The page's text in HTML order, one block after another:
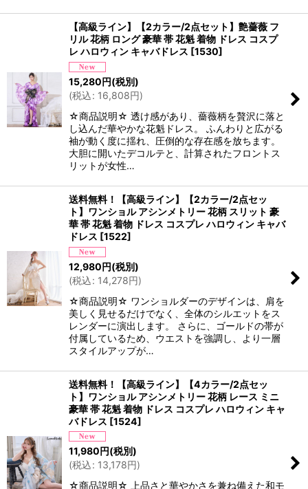
【高級ライン】【2カラー/2点セット】艶薔薇 フ
リル 花柄 ロング 豪華 帯 花魁 着物 ドレス コスプ
レ ハロウィン キャバドレス [1530]
15,280円(税別)
(税込: 16,808円)
☆商品説明☆ 透け感があり、薔薇柄を贅沢に落と
し込んだ華やかな花魁ドレス。 ふんわりと広がる
袖が動く度に揺れ、圧倒的な存在感を放ちます。
大胆に開いたデコルテと、計算されたフロントス
リットが女性…
送料無料！【高級ライン】【2カラー/2点セッ
ト】ワンショル アシンメトリー 花柄 スリット 豪
華 帯 花魁 着物 ドレス コスプレ ハロウィン キャバ
ドレス [1522]
12,980円(税別)
(税込: 14,278円)
☆商品説明☆ ワンショルダーのデザインは、肩を
美しく見せるだけでなく、全体のシルエットをス
レンダーに演出します。 さらに、ゴールドの帯が
付属しているため、ウエストを強調し、より一層
スタイルアップが…
送料無料！【高級ライン】【4カラー/2点セッ
ト】ワンショル アシンメトリー 花柄 レース ミニ
豪華 帯 花魁 着物 ドレス コスプレ ハロウィン キャ
バドレス [1524]
11,980円(税別)
(税込: 13,178円)
☆商品説明☆ 上品さと華やかさを兼ね備えた和モ